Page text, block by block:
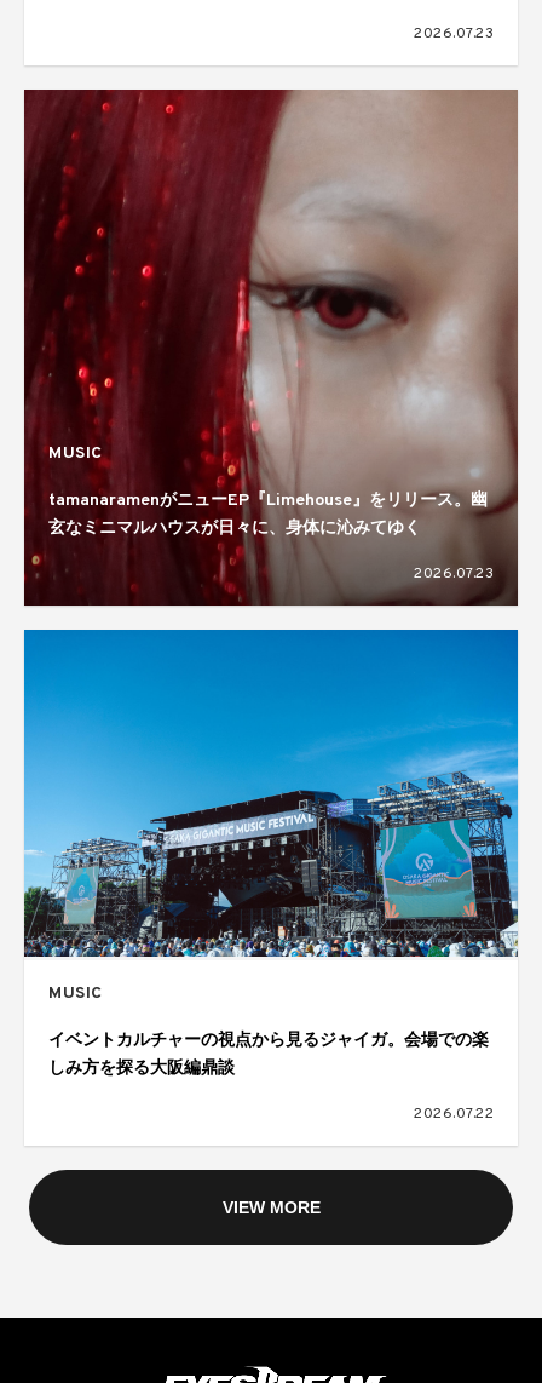
2026.07.23
MUSIC
tamanaramenがニューEP『Limehouse』をリリース。幽
玄なミニマルハウスが日々に、身体に沁みてゆく
2026.07.23
MUSIC
イベントカルチャーの視点から見るジャイガ。会場での楽
しみ方を探る大阪編鼎談
2026.07.22
VIEW MORE